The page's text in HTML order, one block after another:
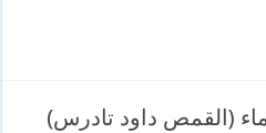
(القمص داود تادرس)